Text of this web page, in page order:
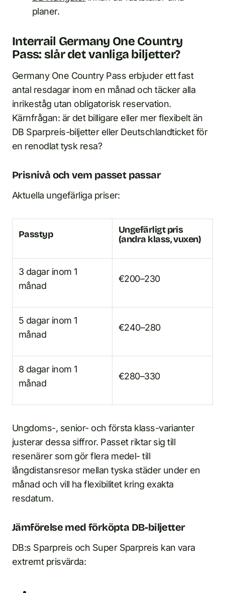
planer.
Interrail Germany One Country
Pass: slår det vanliga biljetter?
Germany One Country Pass erbjuder ett fast
antal resdagar inom en månad och täcker alla
inrikeståg utan obligatorisk reservation.
Kärnfrågan: är det billigare eller mer flexibelt än
DB Sparpreis-biljetter eller Deutschlandticket för
en renodlat tysk resa?
Prisnivå och vem passet passar
Aktuella ungefärliga priser:
Passtyp
Ungefärligt pris
(andra klass, vuxen)
3 dagar inom 1
månad
€200–230
5 dagar inom 1
månad
€240–280
8 dagar inom 1
månad
€280–330
Ungdoms-, senior- och första klass-varianter
justerar dessa siffror. Passet riktar sig till
resenärer som gör flera medel- till
långdistansresor mellan tyska städer under en
månad och vill ha flexibilitet kring exakta
resdatum.
Jämförelse med förköpta DB-biljetter
DB:s Sparpreis och Super Sparpreis kan vara
extremt prisvärda: